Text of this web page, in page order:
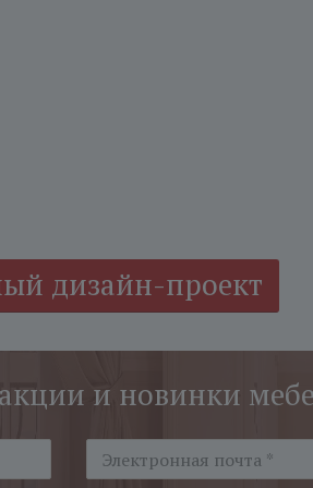
дизайн-проект
и новинки